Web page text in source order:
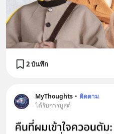
2 บันทึก
MyThoughts • ติดตาม
ได้รับการบูสต์